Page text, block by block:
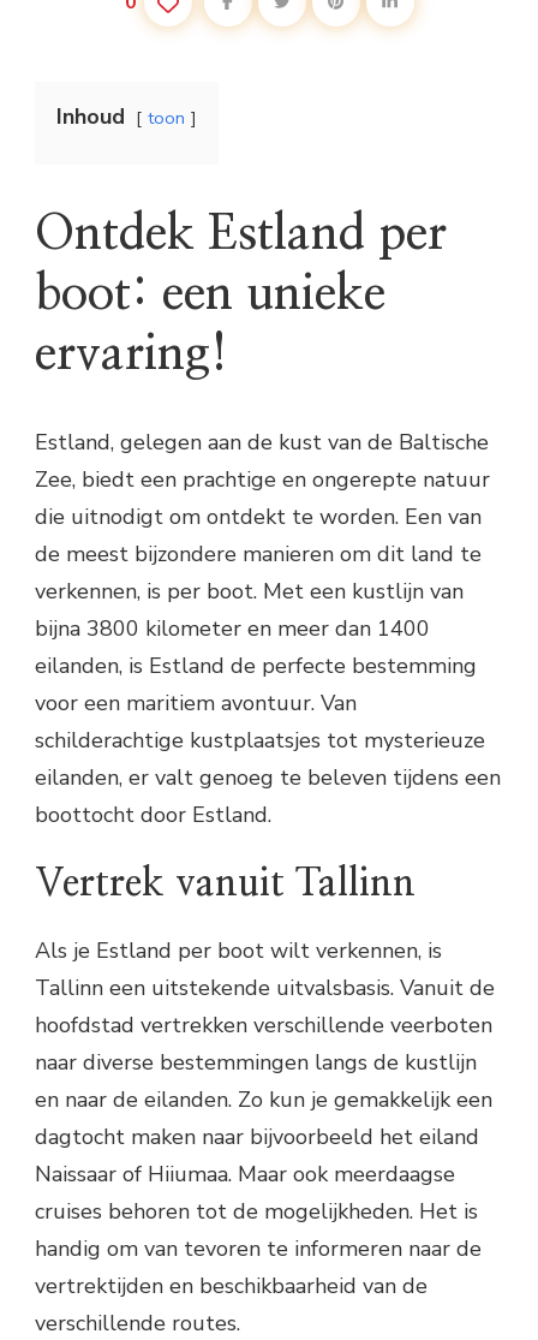
Inhoud toon
Ontdek Estland per
boot: een unieke
ervaring!
Estland, gelegen aan de kust van de Baltische
Zee, biedt een prachtige en ongerepte natuur
die uitnodigt om ontdekt te worden. Een van
de meest bijzondere manieren om dit land te
verkennen, is per boot. Met een kustlijn van
bijna 3800 kilometer en meer dan 1400
eilanden, is Estland de perfecte bestemming
voor een maritiem avontuur. Van
schilderachtige kustplaatsjes tot mysterieuze
eilanden, er valt genoeg te beleven tijdens een
boottocht door Estland.
Vertrek vanuit Tallinn
Als je Estland per boot wilt verkennen, is
Tallinn een uitstekende uitvalsbasis. Vanuit de
hoofdstad vertrekken verschillende veerboten
naar diverse bestemmingen langs de kustlijn
en naar de eilanden. Zo kun je gemakkelijk een
dagtocht maken naar bijvoorbeeld het eiland
Naissaar of Hiiumaa. Maar ook meerdaagse
cruises behoren tot de mogelijkheden. Het is
handig om van tevoren te informeren naar de
vertrektijden en beschikbaarheid van de
verschillende routes.